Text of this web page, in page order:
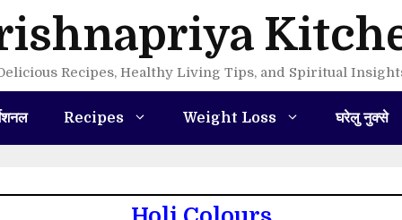
Recipes, Healthy Living Tips, and Spiritual
Recipes Weight Loss घरेलु नुक्से